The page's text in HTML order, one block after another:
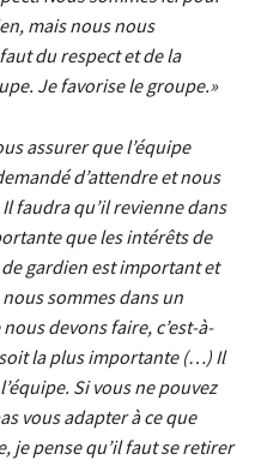
mais nous nous
du respect et de la
Je favorise le groupe.»
assurer que l’équipe
d’attendre et nous
faudra qu’il revienne dans
que les intérêts de
gardien est important et
sommes dans un
devons faire, c’est-à-
la plus importante (…) Il
Si vous ne pouvez
vous adapter à ce que
je pense qu’il faut se retirer